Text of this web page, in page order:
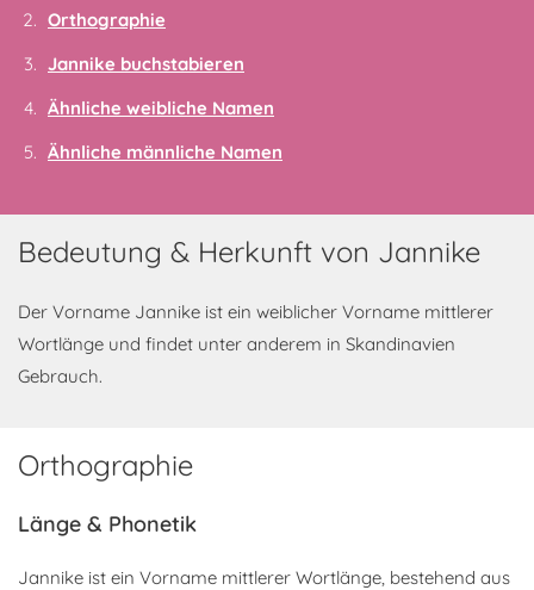
Orthographie
Jannike buchstabieren
Ähnliche weibliche Namen
Ähnliche männliche Namen
Bedeutung & Herkunft von Jannike
Der Vorname Jannike ist ein weiblicher Vorname mittlerer
Wortlänge und findet unter anderem in Skandinavien
Gebrauch.
Orthographie
Länge & Phonetik
Jannike ist ein Vorname mittlerer Wortlänge, bestehend aus